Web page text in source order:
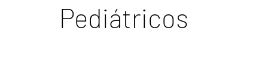
Pediátricos